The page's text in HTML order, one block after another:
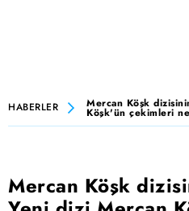
HABERLER Mercan Köşk
Köşk'ün çekimleri
Mercan Köşk